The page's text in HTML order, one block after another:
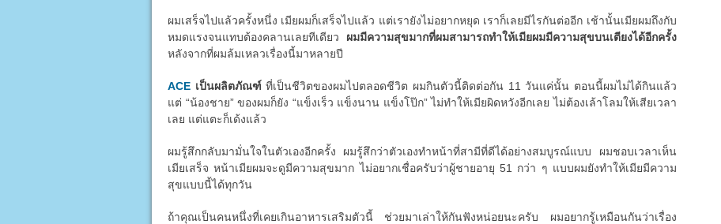
ผมเสร็จไปแล้วครั้งหนึ่ง เมียผมก็เสร็จไปแล้ว แต่เรายังไม่อยากหยุด เราก็เลยมีไรกันต่ออีก เช้านั้นเมียผมถึงกับ
หมดแรงจนแทบต้องคลานเลยทีเดียว ผมมีความสุขมากที่ผมสามารถทำให้เมียผมมีความสุขบนเตียงได้อีกครั้ง
หลังจากที่ผมล้มเหลวเรื่องนี้มาหลายปี
ACEเป็นผลิตภัณฑ์ที่เป็นชีวิตของผมไปตลอดชีวิต ผมกินตัวนี้ติดต่อกัน 11 วันแค่นั้น ตอนนี้ผมไม่ได้กินแล้ว
แต่ “น้องชาย” ของผมก็ยัง “แข็งเร็ว แข็งนาน แข็งโป๊ก” ไม่ทำให้เมียผิดหวังอีกเลย ไม่ต้องเล้าโลมให้เสียเวลา
เลย แต่แตะก็เด้งแล้ว
ผมรู้สึกกลับมามั่นใจในตัวเองอีกครั้ง ผมรู้สึกว่าตัวเองทำหน้าที่สามีที่ดีได้อย่างสมบูรณ์แบบ ผมชอบเวลาเห็น
เมียเสร็จ หน้าเมียผมจะดูมีความสุขมาก ไม่อยากเชื่อครับว่าผู้ชายอายุ 51 กว่า ๆ แบบผมยังทำให้เมียมีความ
สุขแบบนี้ได้ทุกวัน
ถ้าคุณเป็นคนหนึ่งที่เคยเกินอาหารเสริมตัวนี้ ช่วยมาเล่าให้กันฟังหน่อยนะครับ ผมอยากรู้เหมือนกันว่าเรื่อง